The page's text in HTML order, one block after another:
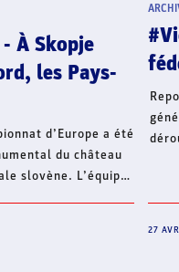
- À Skopje
les Pays-
d’Europe a été
du château
slovène. L’équipe
Roumanie.
27